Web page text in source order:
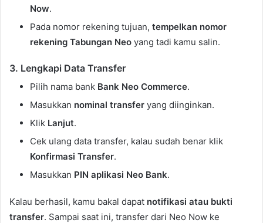
Now.
Pada nomor rekening tujuan, tempelkan nomor
rekening Tabungan Neo yang tadi kamu salin.
3. Lengkapi Data Transfer
Pilih nama bank Bank Neo Commerce.
Masukkan nominal transfer yang diinginkan.
Klik Lanjut.
Cek ulang data transfer, kalau sudah benar klik
Konfirmasi Transfer.
Masukkan PIN aplikasi Neo Bank.
Kalau berhasil, kamu bakal dapat notifikasi atau bukti
transfer. Sampai saat ini, transfer dari Neo Now ke